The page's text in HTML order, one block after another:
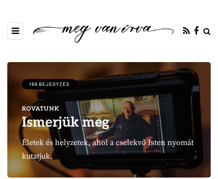
169 BEJEGYZÉS
ROVATUNK
Ismerjük meg
Életek és helyzetek, ahol a cselekvő Isten nyomát
kutatjuk.